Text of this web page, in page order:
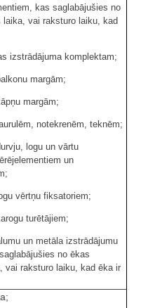
kas saglabājušies no
vai raksturo laiku, kad
izstrādājuma komplektam;
margām;
margām;
notekrenēm, teknēm;
logu un vārtu
un
vērtņu fiksatoriem;
turētājiem;
un metāla izstrādājumu
no ēkas
vai raksturo laiku, kad ēka ir